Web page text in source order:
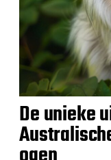
De unieke